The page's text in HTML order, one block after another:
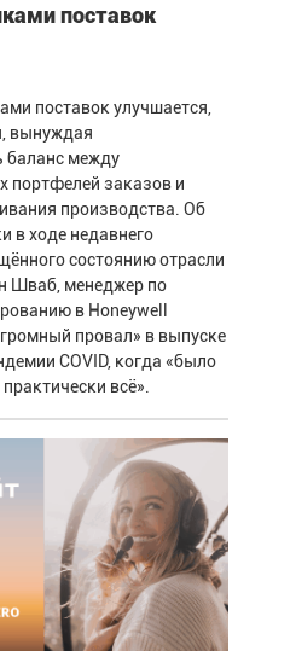
поставок
поставок улучшается,
вынуждая
баланс между
портфелей заказов и
производства. Об
в ходе недавнего
состоянию отрасли
Шваб, менеджер по
в Honeywell
провал» в выпуске
COVID, когда «было
всё».